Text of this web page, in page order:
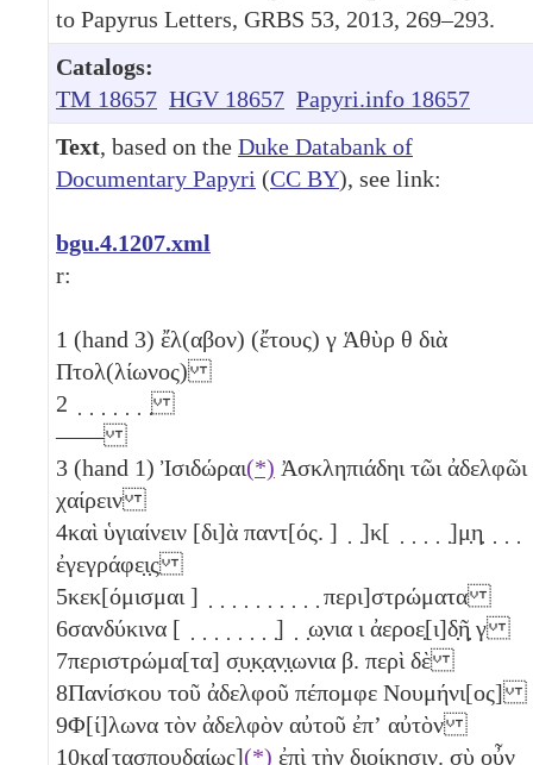
to Papyrus Letters, GRBS 53, 2013, 269–293.
Catalogs:
TM 18657 HGV 18657 Papyri.info 18657
Text, based on the Duke Databank of
Documentary Papyri (CC BY), see link:
bgu.4.1207.xml
r:
1 (hand 3) ἔλ(αβον) (ἔτους) γ Ἁθὺρ θ διὰ
Πτολ(λίωνος)
2 ̣ ̣ ̣ ̣ ̣ ̣ ̣
——
3 (hand 1) Ἰσιδώραι(*) Ἀσκληπιάδηι τῶι ἀδελφῶι
χαίρειν
4καὶ ὑγιαίνειν [δι]ὰ παντ[ός. ] ̣ ̣]κ[ ̣ ̣ ̣ ̣ ̣]μ̣η̣ ̣ ̣ ̣
ἐγεγράφε̣ι̣ς
5κεκ[όμισμαι ] ̣ ̣ ̣ ̣ ̣ ̣ ̣ ̣ ̣ ̣ περι]στρώματα
6σανδύκινα [ ̣ ̣ ̣ ̣ ̣ ̣ ̣ ̣] ̣ ̣ω̣νια ι ἀεροε̣[ι]δ̣ῆ̣ γ
7περιστρώμα[τα] σ̣υ̣κ̣α̣ν̣ι̣ωνια β. περὶ δὲ
8Πανίσκου τοῦ ἀδελφοῦ πέπομφε Νουμήνι[ος]
9Φ[ί]λωνα τὸν ἀδελφὸν αὐτοῦ ἐπʼ αὐτὸν
10κα[τασπουδαίως](*) ἐπὶ τὴν διοίκησιν. σὺ οὖν